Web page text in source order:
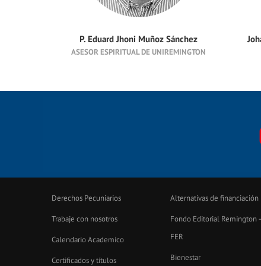
P. Eduard Jhoni Muñoz Sánchez
ASESOR ESPIRITUAL DE UNIREMINGTON
Derechos Pecuniarios
Trabaje con nosotros
Calendario Academico
Certificados y títulos
Alternativas de financiación
Fondo Editorial Remington
FER
Bienestar